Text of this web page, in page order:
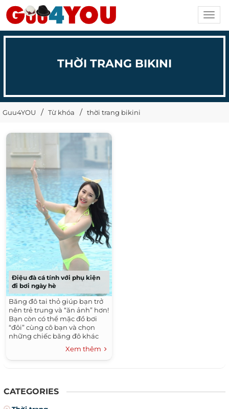
THỜI TRANG BIKINI
Guu4YOU Từ khóa thời trang bikini
Điệu đà cá tính với phụ kiện
đi bơi ngày hè
Băng đô tai thỏ giúp bạn trở
nên trẻ trung và “ăn ảnh” hơn!
Bạn còn có thể mặc đồ bơi
“đôi” cùng cô bạn và chọn
những chiếc băng đô khác
màu để tạo nên sự thú vị!
Xem thêm
CATEGORIES